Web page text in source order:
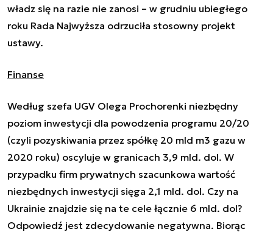
władz się na razie nie zanosi – w grudniu ubiegłego
roku Rada Najwyższa odrzuciła stosowny projekt
ustawy.
Finanse
Według szefa UGV Olega Prochorenki niezbędny
poziom inwestycji dla powodzenia programu 20/20
(czyli pozyskiwania przez spółkę 20 mld m3 gazu w
2020 roku) oscyluje w granicach 3,9 mld. dol. W
przypadku firm prywatnych szacunkowa wartość
niezbędnych inwestycji sięga 2,1 mld. dol. Czy na
Ukrainie znajdzie się na te cele łącznie 6 mld. dol?
Odpowiedź jest zdecydowanie negatywna. Biorąc